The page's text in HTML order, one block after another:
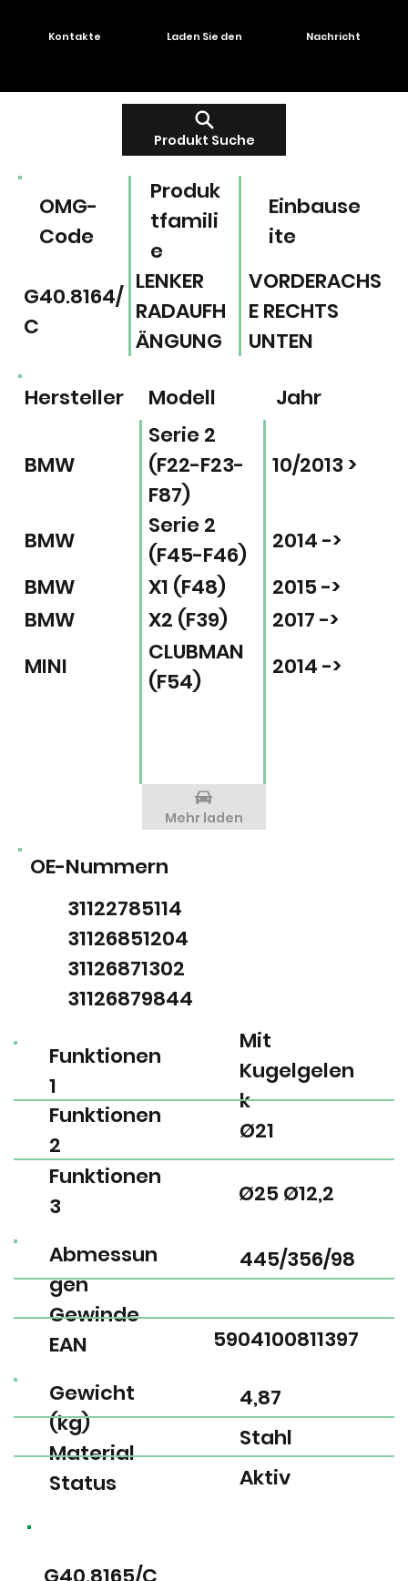
Produkt Suche
Kontakte Laden Sie den Nachricht
EAN
Gewinde
Abmessun
gen
5904100811397
445/356/98
Gewicht
(kg)
Material
Status
4,87
Stahl
Aktiv
Funktionen
1
Funktionen
2
Funktionen
3
Mit
Kugelgelen
k
Ø21
Ø25 Ø12,2
Einbause
ite
Produk
tfamili
e
OMG-
Code
VORDERACHS
E RECHTS
UNTEN
LENKER
RADAUFH
ÄNGUNG
G40.8164/
C
OE-Nummern
31122785114
31126851204
31126871302
31126879844
Modell Jahr
Hersteller
BMW
Serie 2
(F22-F23-
F87)
10/2013 >
BMW
Serie 2
(F45-F46)
2014 ->
BMW
X1 (F48)
2015 ->
BMW
X2 (F39)
2017 ->
MINI
CLUBMAN
(F54)
2014 ->
Mehr laden